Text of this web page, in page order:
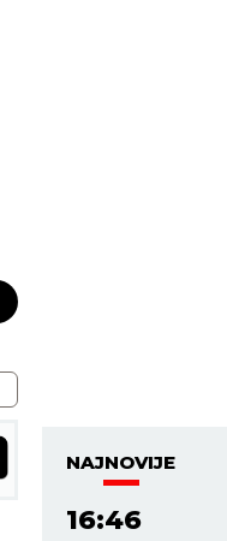
NAJNOVIJE
16:46